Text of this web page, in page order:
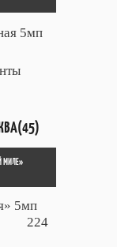
5мп
МИЛЕ»
5мп